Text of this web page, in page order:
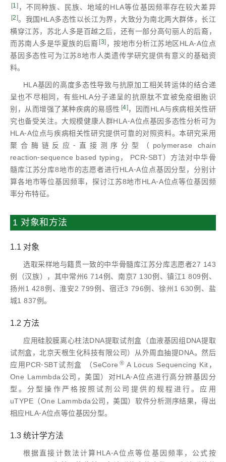
[1] ，不同种族、民族、地域的HLA等位基因频率存在较大差异
[2]。我国HLA多态性以长江为界，大致分为南北两大群体，长江
横穿江苏，苏北人多是百越之后，还有一部分高句丽人的后裔，
而苏南人多是华夏族的后裔 [3] ，按地市分析江苏地区HLA⁃A位点
基因多态性可为江苏8地市人类遗传学研究提供有意义的基础资
料。
HLA基因的高度多态性导致与抗原加工相关转运体的结合递
呈也不尽相同，有些HLA分子递呈的抗原肽不宜被免疫细胞识
别，从而增强了某种疾病的易感性 [4]，因而HLA与疾病相关性研
究也备受关注。大规模健康人群HLA⁃A位点基因多态性分析可为
HLA⁃A位点与疾病相关性研究提供可靠的对照资料。本研究采用
聚合酶链反应⁃直接测序分型（polymerase chain
reaction⁃sequence based typing， PCR⁃SBT）方法对中华骨
髓库江苏分库8地市的志愿者进行HLA⁃A位点基因分型，分别计
算各地市等位基因频率，探讨江苏8地市HLA⁃A位点等位基因频
率分布特征。
1 对象和方法
1.1 对象
选取采样地与籍贯一致的中华骨髓库江苏分库志愿者27 143
例（汉族），其中常州6 714例、南京7 130例、镇江1 809例、
扬州1 428例、淮安2 799例、宿迁3 796例、徐州1 630例、盐
城1 837例。
1.2 方法
应用硅胶膜离心柱法DNA提取试剂盒（血液基因组DNA提取
试剂盒，北京天根生化科技有限公司）从外周血抽提DNA。然后
应用PCR⁃SBT试剂盒 （SeCore ® A Locus Sequencing Kit，
One Lammbda公司，美国）对HLA⁃A位点进行高分辨基因分
型。分型操作严格按照试剂公司提供的规程进行。应用
uTYPE（One Lammbda公司，美国）软件分析测序结果，得出
相应HLA⁃A位点等位基因分型。
1.3 统计学方法
根据直接计数法计算HLA⁃A位点等位基因频率，公式按